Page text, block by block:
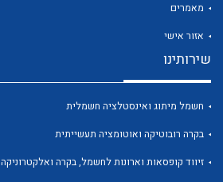
לכל מוצרי היצרן
מאמרים
אזור אישי
שירותינו
חשמל מיתוג ואינסטלציה חשמלית
בקרה רובוטיקה ואוטומציה תעשייתית
זיווד קופסאות וארונות לחשמל, בקרה ואלקטרוניקה